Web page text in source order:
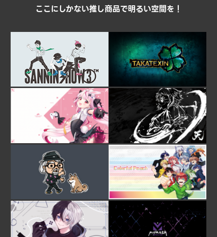
ここにしかない推し商品で明るい空間を！